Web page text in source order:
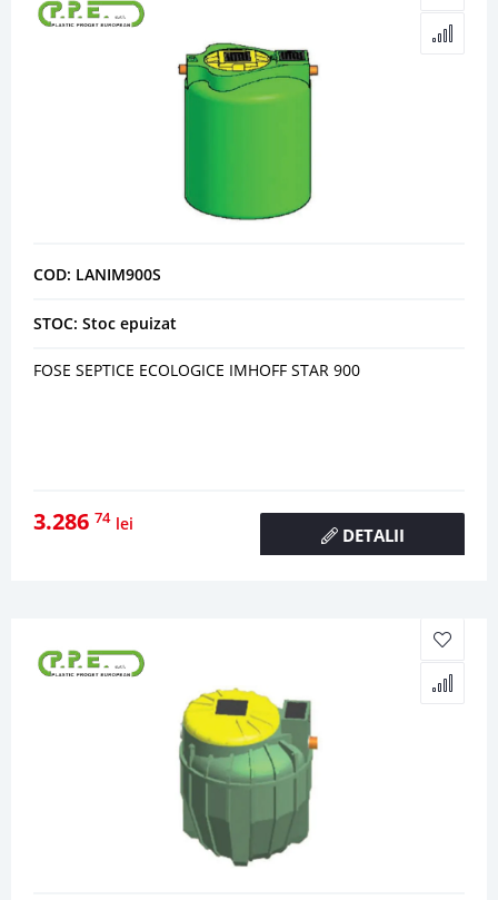
COD: LANIM900S
STOC: Stoc epuizat
FOSE SEPTICE ECOLOGICE IMHOFF STAR 900
3.286 74 lei
DETALII